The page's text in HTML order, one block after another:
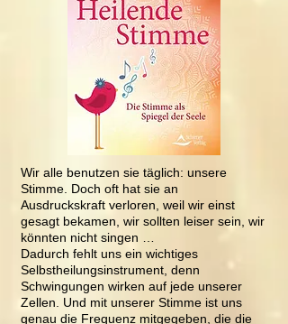
Wir alle benutzen sie täglich: unsere
Stimme. Doch oft hat sie an
Ausdruckskraft verloren, weil wir einst
gesagt bekamen, wir sollten leiser sein, wir
könnten nicht singen …
Dadurch fehlt uns ein wichtiges
Selbstheilungsinstrument, denn
Schwingungen wirken auf jede unserer
Zellen. Und mit unserer Stimme ist uns
genau die Frequenz mitgegeben, die die